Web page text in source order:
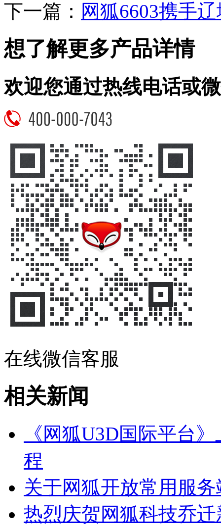
下一篇： 网狐6603携手
想了解更多产品详情
欢迎您通过热线电话或
在线微信客服
相关新闻
《网狐U3D国际平台
程
关于网狐开放常用服
热烈庆贺网狐科技乔迁